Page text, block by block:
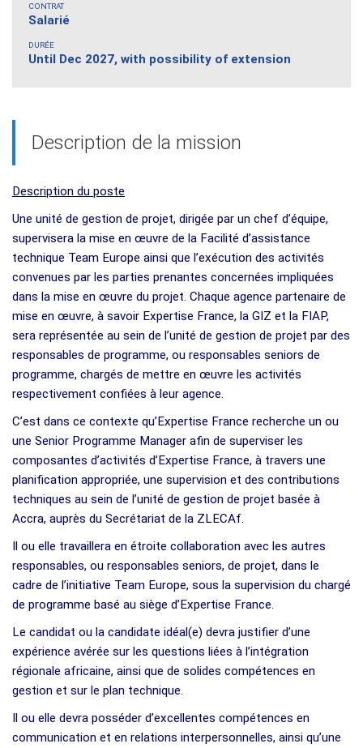
CONTRAT
Salarié
DURÉE
Until Dec 2027, with possibility of extension
Description de la mission
Description du poste
Une unité de gestion de projet, dirigée par un chef d’équipe,
supervisera la mise en œuvre de la Facilité d’assistance
technique Team Europe ainsi que l’exécution des activités
convenues par les parties prenantes concernées impliquées
dans la mise en œuvre du projet. Chaque agence partenaire de
mise en œuvre, à savoir Expertise France, la GIZ et la FIAP,
sera représentée au sein de l’unité de gestion de projet par des
responsables de programme, ou responsables seniors de
programme, chargés de mettre en œuvre les activités
respectivement confiées à leur agence.
C’est dans ce contexte qu’Expertise France recherche un ou
une Senior Programme Manager afin de superviser les
composantes d’activités d’Expertise France, à travers une
planification appropriée, une supervision et des contributions
techniques au sein de l’unité de gestion de projet basée à
Accra, auprès du Secrétariat de la ZLECAf.
Il ou elle travaillera en étroite collaboration avec les autres
responsables, ou responsables seniors, de projet, dans le
cadre de l’initiative Team Europe, sous la supervision du chargé
de programme basé au siège d’Expertise France.
Le candidat ou la candidate idéal(e) devra justifier d’une
expérience avérée sur les questions liées à l’intégration
régionale africaine, ainsi que de solides compétences en
gestion et sur le plan technique.
Il ou elle devra posséder d’excellentes compétences en
communication et en relations interpersonnelles, ainsi qu’une